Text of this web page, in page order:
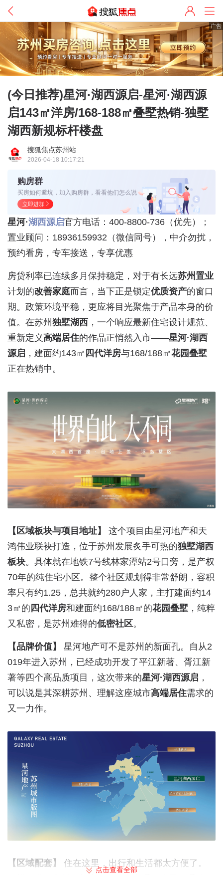
广告
(今日推荐)星河·湖西源启-星河·湖西源
启143㎡洋房/168-188㎡叠墅热销-独墅
湖西新规标杆楼盘
搜狐焦点苏州站
2026-04-18 10:17:21
购房群
买房如何避坑，加入购房群，看看他们怎么说
立即进群
星河·湖西源启官方电话：400-8800-736（优先）；
置业顾问：18936159932（微信同号），中介勿扰，
预约看房，专车接送，专享优惠
房贷利率已连续多月保持稳定，对于有长远苏州置业
计划的改善家庭而言，当下正是锁定优质资产的窗口
期。政策环境平稳，更应将目光聚焦于产品本身的价
值。在苏州 独墅湖西 ，一个响应最新住宅设计规范、
重新定义高端居住的作品正悄然入市——星河·湖西
源启 ，建面约143㎡ 四代洋房与168/188㎡花园叠墅
正在热销中。
【区域板块与项目地址】
这个项目由星河地产和天
鸿伟业联袂打造，位于苏州发展炙手可热的独墅湖西
板块。具体就在地铁7号线林家潭站2号口旁，是产权
70年的纯住宅小区。整个社区规划得非常舒朗，容积
率只有约1.25，总共就约280户人家，主打建面约14
3㎡的 四代洋房和建面约168/188㎡的花园叠墅 ，纯粹
又私密，是苏州难得的低密社区。
【品牌价值】
星河地产可不是苏州的新面孔。自从2
019年进入苏州，已经成功开发了平江新著、胥江新
著等四个高品质项目，这次带来的星河·湖西源启 ，
可以说是其深耕苏州、理解这座城市高端居住需求的
又一力作。
【区域配套】
住在这里，出行和生活都太方便了。
点击查看全部